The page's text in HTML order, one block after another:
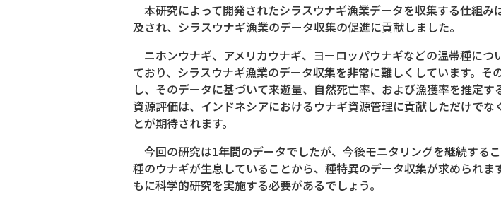
本研究によって開発されたシラスウナギ漁業データを収集する仕組
及され、シラスウナギ漁業のデータ収集の促進に貢献しました。
ニホンウナギ、アメリカウナギ、ヨーロッパウナギなどの温帯種に
ており、シラスウナギ漁業のデータ収集を非常に難しくしています。
し、そのデータに基づいて来遊量、自然死亡率、および漁獲率を推定
資源評価は、インドネシアにおけるウナギ資源管理に貢献しただけで
とが期待されます。
今回の研究は1年間のデータでしたが、今後モニタリングを継続する
種のウナギが生息していることから、種特異のデータ収集が求められ
もに科学的研究を実施する必要があるでしょう。